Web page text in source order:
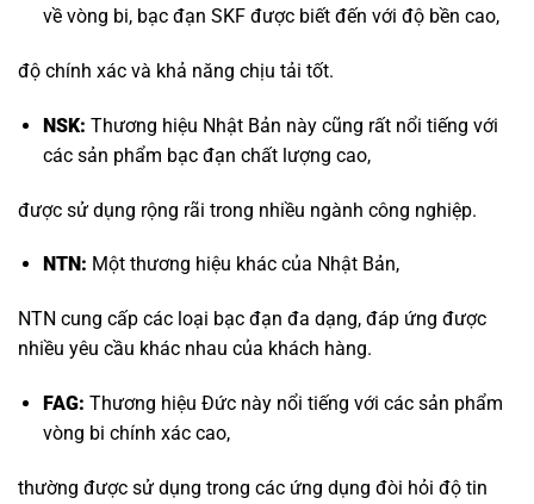
về vòng bi, bạc đạn SKF được biết đến với độ bền cao,
độ chính xác và khả năng chịu tải tốt.
NSK: Thương hiệu Nhật Bản này cũng rất nổi tiếng với
các sản phẩm bạc đạn chất lượng cao,
được sử dụng rộng rãi trong nhiều ngành công nghiệp.
NTN: Một thương hiệu khác của Nhật Bản,
NTN cung cấp các loại bạc đạn đa dạng, đáp ứng được
nhiều yêu cầu khác nhau của khách hàng.
FAG: Thương hiệu Đức này nổi tiếng với các sản phẩm
vòng bi chính xác cao,
thường được sử dụng trong các ứng dụng đòi hỏi độ tin